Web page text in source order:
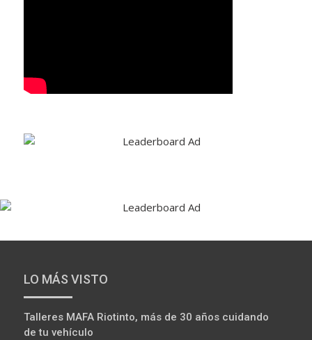
LO MÁS VISTO
Talleres MAFA Riotinto, más de 30 años cuidando
de tu vehículo